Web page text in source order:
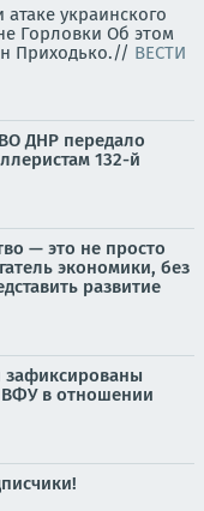
украинского
Горловки Об этом
Приходько.// ВЕСТИ
ДНР передало
132-й
— это не просто
экономики, без
развитие
зафиксированы
ВФУ в отношении